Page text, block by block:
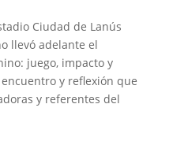
Ciudad de Lanús
llevó adelante el
juego, impacto y
y reflexión que
y referentes del